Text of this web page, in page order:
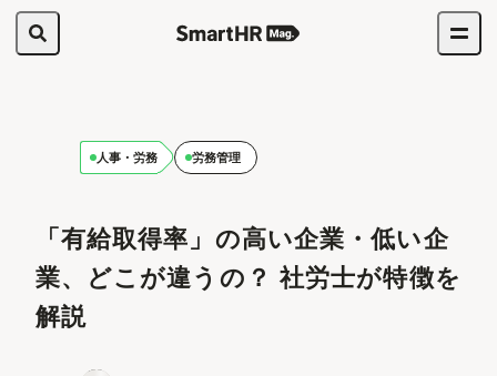
人事・労務 労務管理
「有給取得率」の高い企業・低い企
業、どこが違うの？ 社労士が特徴を
解説